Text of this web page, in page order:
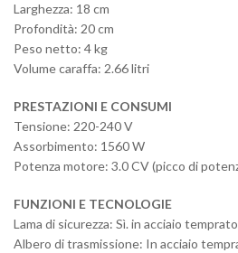
Larghezza: 18 cm
Profondità: 20 cm
Peso netto: 4 kg
Volume caraffa: 2.66 litri
PRESTAZIONI E CONSUMI
Tensione: 220-240 V
Assorbimento: 1560 W
Potenza motore: 3.0 CV (picco di
FUNZIONI E TECNOLOGIE
Lama di sicurezza: Sì. in acciaio
Albero di trasmissione: In acciaio